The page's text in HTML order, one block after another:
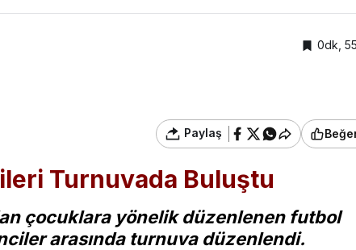
0dk,
Paylaş
Turnuvada Buluştu
çocuklara yönelik düzenlenen futbol
arasında turnuva düzenlendi.